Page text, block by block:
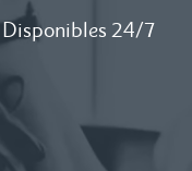
Disponibles 24/7